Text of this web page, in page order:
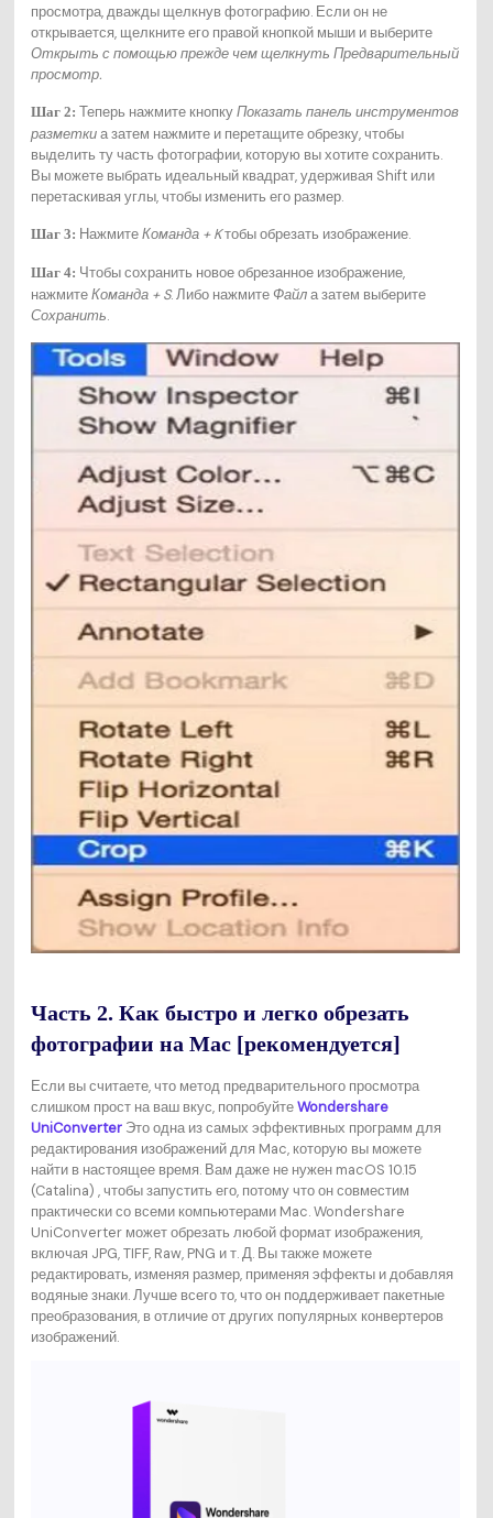
просмотра, дважды щелкнув фотографию. Если он не
открывается, щелкните его правой кнопкой мыши и выберите
Открыть с помощьюпрежде чем щелкнуть Предварительный
просмотр.
Шаг 2: Теперь нажмите кнопкуПоказать панель инструментов
разметкиа затем нажмите и перетащите обрезку, чтобы
выделить ту часть фотографии, которую вы хотите сохранить.
Вы можете выбрать идеальный квадрат, удерживая Shift или
перетаскивая углы, чтобы изменить его размер.
Шаг 3: НажмитеКоманда + Kтобы обрезать изображение.
Шаг 4: Чтобы сохранить новое обрезанное изображение,
нажмитеКоманда + S. Либо нажмитеФайла затем выберите
Сохранить.
Часть 2. Как быстро и легко обрезать
фотографии на Mac [рекомендуется]
Если вы считаете, что метод предварительного просмотра
слишком прост на ваш вкус, попробуйтеWondershare
UniConverterЭто одна из самых эффективных программ для
редактирования изображений для Mac, которую вы можете
найти в настоящее время. Вам даже не нужен macOS 10.15
(Catalina) , чтобы запустить его, потому что он совместим
практически со всеми компьютерами Mac. Wondershare
UniConverter может обрезать любой формат изображения,
включая JPG, TIFF, Raw, PNG и т. Д. Вы также можете
редактировать, изменяя размер, применяя эффекты и добавляя
водяные знаки. Лучше всего то, что он поддерживает пакетные
преобразования, в отличие от других популярных конвертеров
изображений.